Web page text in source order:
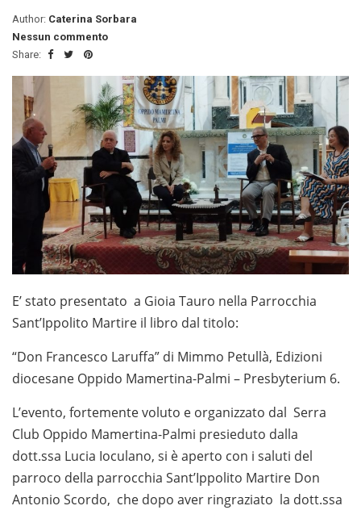
Author: Caterina Sorbara
Nessun commento
Share:
E’ stato presentato a Gioia Tauro nella Parrocchia
Sant’Ippolito Martire il libro dal titolo:
“Don Francesco Laruffa” di Mimmo Petullà, Edizioni
diocesane Oppido Mamertina-Palmi – Presbyterium 6.
L’evento, fortemente voluto e organizzato dal Serra
Club Oppido Mamertina-Palmi presieduto dalla
dott.ssa Lucia Ioculano, si è aperto con i saluti del
parroco della parrocchia Sant’Ippolito Martire Don
Antonio Scordo, che dopo aver ringraziato la dott.ssa